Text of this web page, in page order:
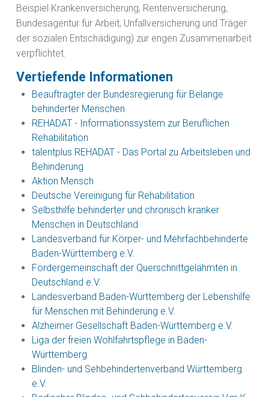
Beispiel Krankenversicherung, Rentenversicherung,
Bundesagentur für Arbeit, Unfallversicherung und Träger
der sozialen Entschädigung) zur engen Zusammenarbeit
verpflichtet.
Vertiefende Informationen
Beauftragter der Bundesregierung für Belange
behinderter Menschen
REHADAT - Informationssystem zur Beruflichen
Rehabilitation
talentplus REHADAT - Das Portal zu Arbeitsleben und
Behinderung
Aktion Mensch
Deutsche Vereinigung für Rehabilitation
Selbsthilfe behinderter und chronisch kranker
Menschen in Deutschland
Landesverband für Körper- und Mehrfachbehinderte
Baden-Württemberg e.V.
Fördergemeinschaft der Querschnittgelähmten in
Deutschland e.V.
Landesverband Baden-Württemberg der Lebenshilfe
für Menschen mit Behinderung e.V.
Alzheimer Gesellschaft Baden-Württemberg e.V.
Liga der freien Wohlfahrtspflege in Baden-
Württemberg
Blinden- und Sehbehindertenverband Württemberg
e.V.